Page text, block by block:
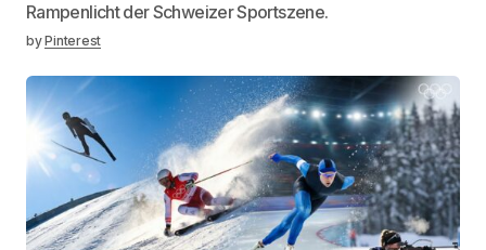
Rampenlicht der Schweizer Sportszene.
byPinterest